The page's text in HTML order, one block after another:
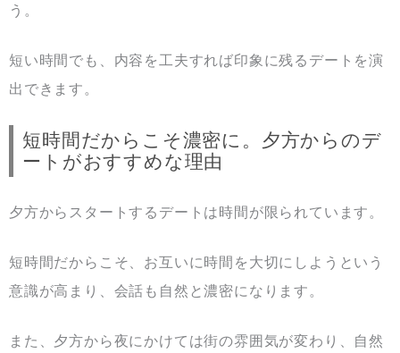
う。
短い時間でも、内容を工夫すれば印象に残るデートを演
出できます。
短時間だからこそ濃密に。夕方からのデ
ートがおすすめな理由
夕方からスタートするデートは時間が限られています。
短時間だからこそ、お互いに時間を大切にしようという
意識が高まり、会話も自然と濃密になります。
また、夕方から夜にかけては街の雰囲気が変わり、自然